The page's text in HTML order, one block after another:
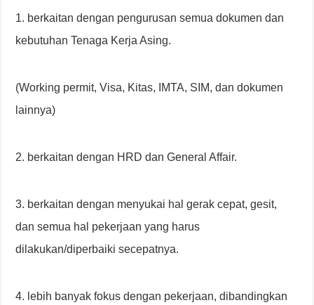
1. berkaitan dengan pengurusan semua dokumen dan
kebutuhan Tenaga Kerja Asing.
(Working permit, Visa, Kitas, IMTA, SIM, dan dokumen
lainnya)
2. berkaitan dengan HRD dan General Affair.
3. berkaitan dengan menyukai hal gerak cepat, gesit,
dan semua hal pekerjaan yang harus
dilakukan/diperbaiki secepatnya.
4. lebih banyak fokus dengan pekerjaan, dibandingkan